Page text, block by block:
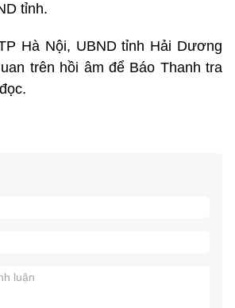
tỉnh.
Hà Nội, UBND tỉnh Hải Dương
trên hồi âm để Báo Thanh tra